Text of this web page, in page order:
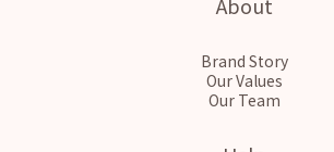
About
Brand Story
Our Values
Our Team